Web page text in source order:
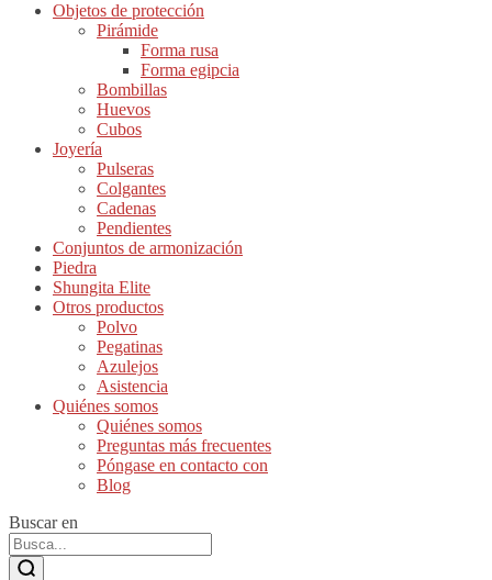
Objetos de protección
Pirámide
Forma rusa
Forma egipcia
Bombillas
Huevos
Cubos
Joyería
Pulseras
Colgantes
Cadenas
Pendientes
Conjuntos de armonización
Piedra
Shungita Elite
Otros productos
Polvo
Pegatinas
Azulejos
Asistencia
Quiénes somos
Quiénes somos
Preguntas más frecuentes
Póngase en contacto con
Blog
Buscar en